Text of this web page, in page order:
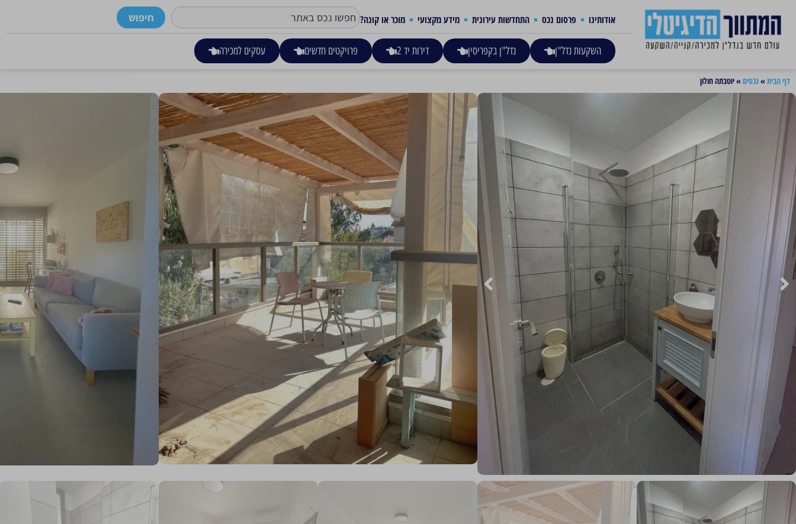
אודותינו פרסום נכס התחדשות עירונית מידע מקצועי מוכר או קונה? חיפוש
השקעות נדל"ן נדל"ן בקפריסין דירות יד 2 פרויקטים חדשים עסקים למכירה
דף הבית »נכסים »יוטבתה חולון
יוטבתה חולון
1,650,000
דירת שני חדרים למכירה בשכונת ג'סי כהן המתפחת בחולון!
מרפסת שמש 25 מ"ר, הדירה חתומה בפרויקט פינוי בינוי שעתיד להגדיל את הדירה בעוד כ-25 מ"ר
קומה 3 מתוך 4 ללא מעלית, יש לבניית מגרש חניה, הדירה עצמה משופצת, מוארת עפם שני כיווני אוויר.
הדירה מתאימה מאד למשקיעים.
סוג הנכס גודל הנכס
40 מ"ר
מס' חדרים כתובת
יוטבתה, חולון